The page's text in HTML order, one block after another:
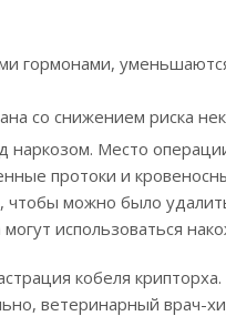
со снижением риска
наркозом. Место
протоки и
можно было
использоваться
кобеля
ветеринарный врач-